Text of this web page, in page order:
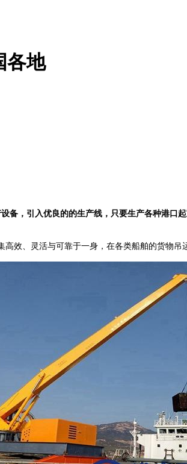
各地
备，引入优良的的生产线，只要生产各种港口
高效、灵活与可靠于一身，在各类船舶的货物吊